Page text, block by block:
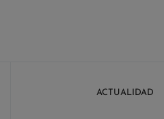
ACTUALIDAD